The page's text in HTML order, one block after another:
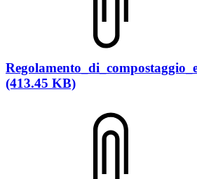
(413.45 KB)